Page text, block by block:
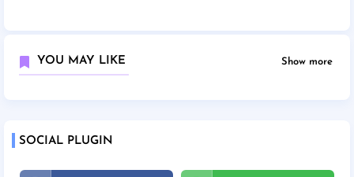
YOU MAY LIKE Show more
SOCIAL PLUGIN